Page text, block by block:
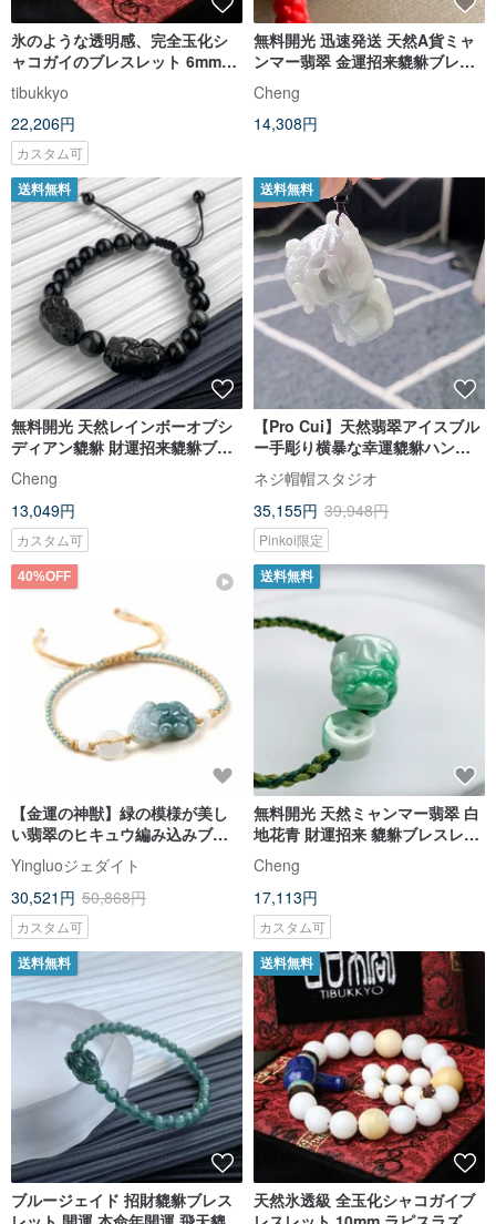
氷のような透明感、完全玉化シ
ャコガイのブレスレット 6mm丸
玉 仏教数珠 念珠 オーダーメイド
デザイン
tibukkyo
22,206円
カスタム可
無料開光 迅速発送 天然A貨ミャ
ンマー翡翠 金運招来貔貅ブレス
レット 白翡
Cheng
14,308円
送料無料
無料開光 天然レインボーオブシ
ディアン貔貅 財運招来貔貅ブレ
スレット
Cheng
13,049円
カスタム可
送料無料
【Pro Cui】天然翡翠アイスブル
ー手彫り横暴な幸運貔貅ハンド
ル装飾車吊り下げ
ネジ帽帽スタジオ
35,155円 39,948円
Pinkoi限定
40%OFF
【金運の神獣】緑の模様が美し
い翡翠のヒキュウ編み込みブレ
スレット | 天然ミャンマー産 A
貨翡翠 | ギフトにも
Yingluoジェダイト
30,521円 50,868円
カスタム可
送料無料
無料開光 天然ミャンマー翡翠 白
地花青 財運招来 貔貅ブレスレッ
ト 編み込みタイプ
Cheng
17,113円
カスタム可
送料無料
ブルージェイド 招財貔貅ブレス
送料無料
天然氷透級 全玉化シャコガイブ